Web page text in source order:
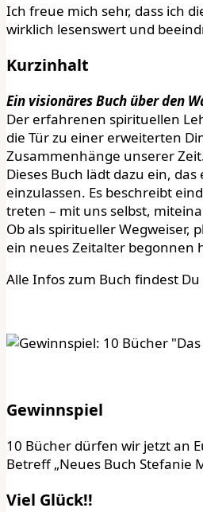
Ich freue mich sehr, dass ich
wirklich lesenswert und
Kurzinhalt
Ein visionäres Buch über den
Der erfahrenen spirituellen
die Tür zu einer erweiterten
Zusammenhänge unserer
Dieses Buch lädt dazu ein,
einzulassen. Es beschreibt
treten – mit uns selbst,
Ob als spiritueller Wegweiser,
ein neues Zeitalter begonnen
Alle Infos zum Buch findest Du
Gewinnspiel
10 Bücher dürfen wir jetzt an
Betreff „Neues Buch Stefanie
Viel Glück!!